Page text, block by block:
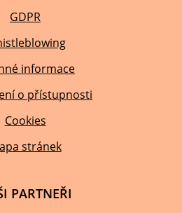
GDPR
informace
o přístupnosti
Cookies
stránek
PARTNEŘI